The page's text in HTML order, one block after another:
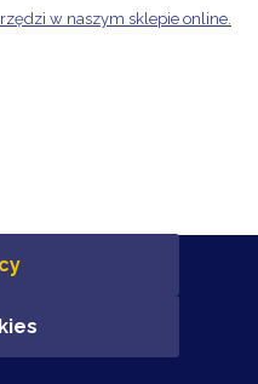
w naszym sklepie online.